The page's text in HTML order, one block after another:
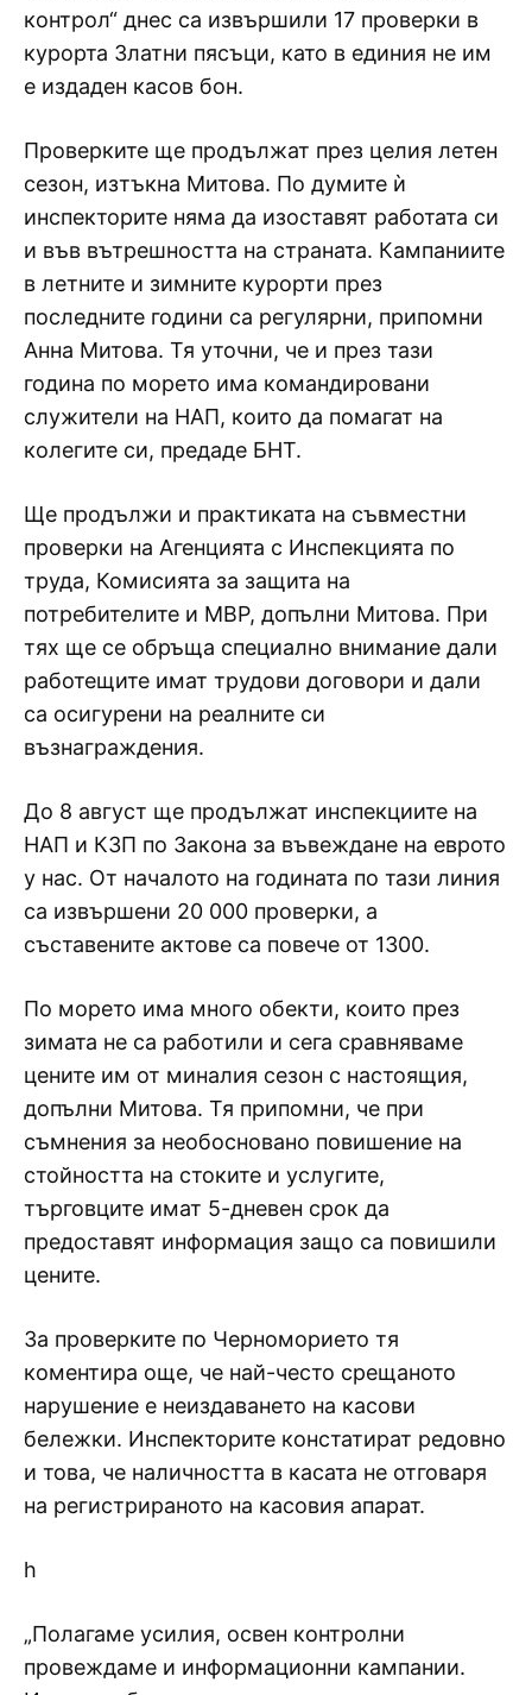
контрол“ днес са извършили 17 проверки в
курорта Златни пясъци, като в единия не им
е издаден касов бон.
Проверките ще продължат през целия летен
сезон, изтъкна Митова. По думите ѝ
инспекторите няма да изоставят работата си
и във вътрешността на страната. Кампаниите
в летните и зимните курорти през
последните години са регулярни, припомни
Анна Митова. Тя уточни, че и през тази
година по морето има командировани
служители на НАП, които да помагат на
колегите си, предаде БНТ.
Ще продължи и практиката на съвместни
проверки на Агенцията с Инспекцията по
труда, Комисията за защита на
потребителите и МВР, допълни Митова. При
тях ще се обръща специално внимание дали
работещите имат трудови договори и дали
са осигурени на реалните си
възнаграждения.
До 8 август ще продължат инспекциите на
НАП и КЗП по Закона за въвеждане на еврото
у нас. От началото на годината по тази линия
са извършени 20 000 проверки, а
съставените актове са повече от 1300.
По морето има много обекти, които през
зимата не са работили и сега сравняваме
цените им от миналия сезон с настоящия,
допълни Митова. Тя припомни, че при
съмнения за необосновано повишение на
стойността на стоките и услугите,
търговците имат 5-дневен срок да
предоставят информация защо са повишили
цените.
За проверките по Черноморието тя
коментира още, че най-често срещаното
нарушение е неиздаването на касови
бележки. Инспекторите констатират редовно
и това, че наличността в касата не отговаря
на регистрираното на касовия апарат.
h
„Полагаме усилия, освен контролни
провеждаме и информационни кампании.